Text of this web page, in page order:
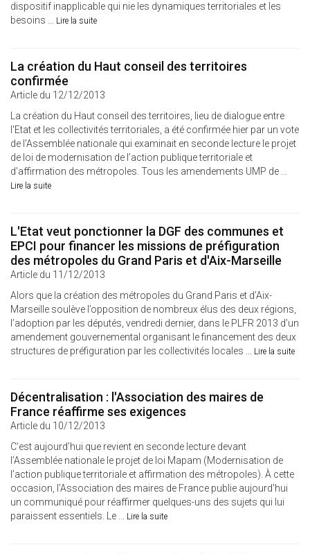
dispositif inapplicable qui nie les dynamiques territoriales et les
besoins ... Lire la suite
La création du Haut conseil des territoires
confirmée
Article du 12/12/2013
La création du Haut conseil des territoires, lieu de dialogue entre
l'Etat et les collectivités territoriales, a été confirmée hier par un vote
de l'Assemblée nationale qui examinait en seconde lecture le projet
de loi de modernisation de l’action publique territoriale et
d’affirmation des métropoles. Tous les amendements UMP de ...
Lire la suite
L'Etat veut ponctionner la DGF des communes et
EPCI pour financer les missions de préfiguration
des métropoles du Grand Paris et d'Aix-Marseille
Article du 11/12/2013
Alors que la création des métropoles du Grand Paris et d’Aix-
Marseille soulève l’opposition de nombreux élus des deux régions,
l’adoption par les députés, vendredi dernier, dans le PLFR 2013 d’un
amendement gouvernemental organisant le financement des deux
structures de préfiguration par les collectivités locales ... Lire la suite
Décentralisation : l'Association des maires de
France réaffirme ses exigences
Article du 10/12/2013
C’est aujourd’hui que revient en seconde lecture devant
l’Assemblée nationale le projet de loi Mapam (Modernisation de
l’action publique territoriale et affirmation des métropoles). À cette
occasion, l’Association des maires de France publie aujourd'hui
un communiqué pour réaffirmer quelques-uns des sujets qui lui
paraissent essentiels. Le ... Lire la suite